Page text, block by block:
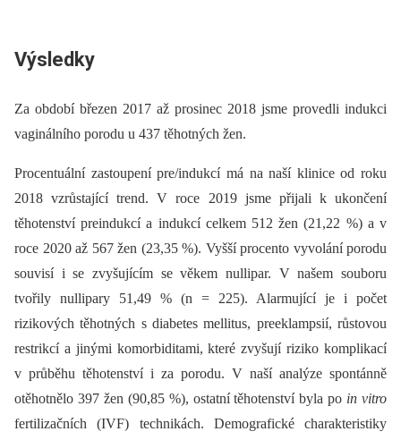
Výsledky
Za období březen 2017 až prosinec 2018 jsme provedli indukci
vaginálního porodu u 437 těhotných žen.
Procentuální zastoupení pre/indukcí má na naší klinice od roku
2018 vzrůstající trend. V roce 2019 jsme přijali k ukončení
těhotenství preindukcí a indukcí celkem 512 žen (21,22 %) a v
roce 2020 až 567 žen (23,35 %). Vyšší procento vyvolání porodu
souvisí i se zvyšujícím se věkem nullipar. V našem souboru
tvořily nullipary 51,49 % (n = 225). Alarmující je i počet
rizikových těhotných s diabetes mellitus, preeklampsií, růstovou
restrikcí a jinými komorbiditami, které zvyšují riziko komplikací
v průběhu těhotenství i za porodu. V naší analýze spontánně
otěhotnělo 397 žen (90,85 %), ostatní těhotenství byla po in vitro
fertilizačních (IVF) technikách. Demografické charakteristiky